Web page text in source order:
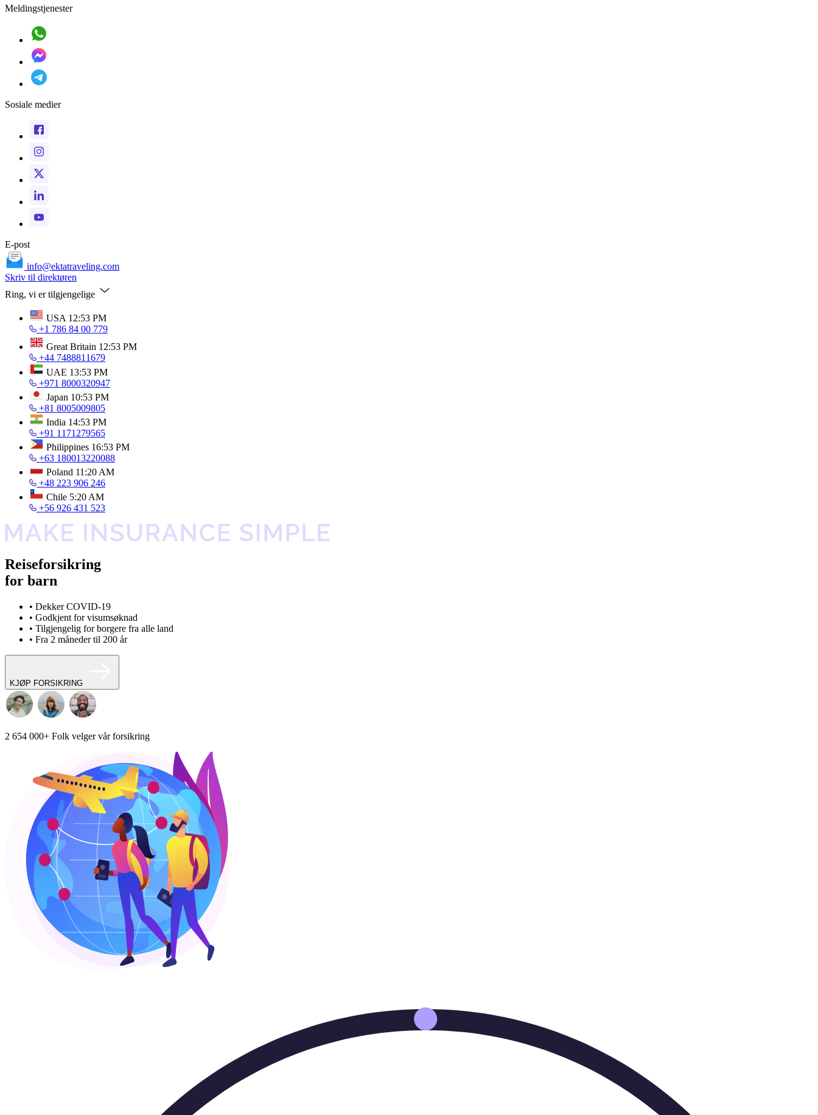
Meldingstjenester
Sosiale medier
E-post
info@ektatraveling.com
Skriv til direktøren
Ring, vi er tilgjengelige
USA 12:53 PM
+1 786 84 00 779
Great Britain 12:53 PM
+44 7488811679
UAE 13:53 PM
+971 8000320947
Japan 10:53 PM
+81 8005009805
India 14:53 PM
+91 1171279565
Philippines 16:53 PM
+63 180013220088
Poland 11:20 AM
+48 223 906 246
Chile 5:20 AM
+56 926 431 523
Reiseforsikring
for barn
• Dekker COVID-19
• Godkjent for visumsøknad
• Tilgjengelig for borgere fra alle land
• Fra 2 måneder til 200 år
KJØP FORSIKRING
2 654 000+ Folk velger vår forsikring